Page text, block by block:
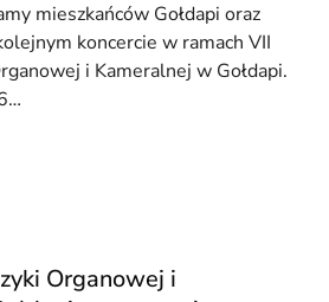
mieszkańców Gołdapi oraz
koncercie w ramach VII
i Kameralnej w Gołdapi.
Organowej i